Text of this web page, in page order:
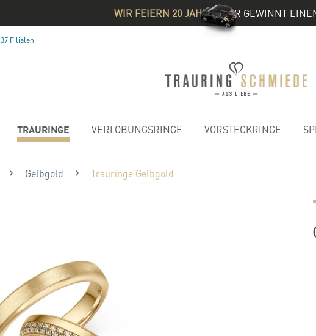
WIR FEIERN 20 JAHRE& IHR GEWINNT
37 Filialen
TRAURINGE VERLOBUNGSRINGE VORSTECKRINGE
Gelbgold Trauringe Gelbgold